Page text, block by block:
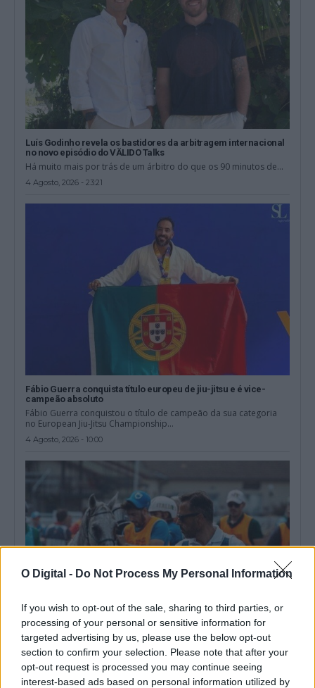
O Digital - Do Not Process My Personal Information
If you wish to opt-out of the sale, sharing to third parties, or
processing of your personal or sensitive information for
targeted advertising by us, please use the below opt-out
section to confirm your selection. Please note that after your
opt-out request is processed you may continue seeing
interest-based ads based on personal information utilized by
Luís Godinho revela os bastidores da arbitragem internacional
no novo episódio do VÄLIDO Talks
Há muito mais por trás de um árbitro do que os 90 minutos de...
4 Agosto, 2026 - 23:21
Fábio Guerra conquista título europeu de jiu-jitsu e é vice-
campeão absoluto
Fábio Guerra conquistou o título de campeão da sua categoria
no European Jiu-Jitsu Championship...
4 Agosto, 2026 - 10:00
Souselense João Pedro Candeias liderou Portugal no primeiro
título europeu de endurance por equipas
O souselense João Pedro Candeias chefiou a Seleção Nacional de
Endurance que conquistou o...